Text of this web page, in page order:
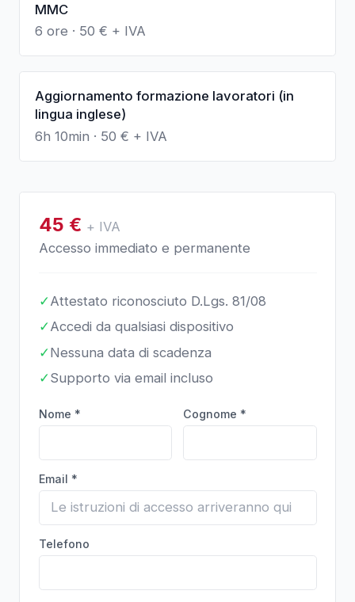
MMC
6 ore · 50 € + IVA
Aggiornamento formazione lavoratori (in
lingua inglese)
6h 10min · 50 € + IVA
45 € + IVA
Accesso immediato e permanente
✓Attestato riconosciuto D.Lgs. 81/08
✓Accedi da qualsiasi dispositivo
✓Nessuna data di scadenza
✓Supporto via email incluso
Nome * Cognome *
Email *
Telefono